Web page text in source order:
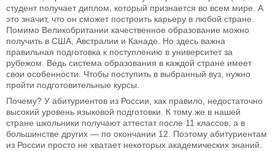
студент получает диплом, который признается во всем мире. А
это значит, что он сможет построить карьеру в любой стране.
Помимо Великобритании качественное образование можно
получить в США, Австралии и Канаде. Но здесь важна
правильная подготовка к поступлению в университет за
рубежом. Ведь система образования в каждой стране имеет
свои особенности. Чтобы поступить в выбранный вуз, нужно
пройти подготовительные курсы.
Почему? У абитуриентов из России, как правило, недостаточно
высокий уровень языковой подготовки. К тому же в нашей
стране школьники получают аттестат после 11 классов, а в
большинстве других — по окончании 12. Поэтому абитуриентам
из России просто не хватает некоторых академических знаний.